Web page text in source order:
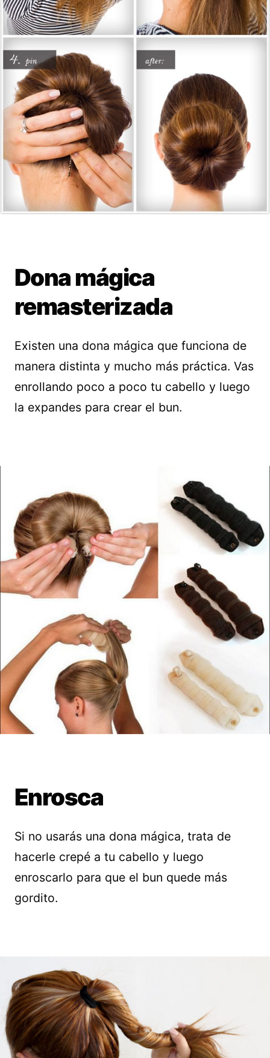
Dona mágica
remasterizada
Existen una dona mágica que funciona de
manera distinta y mucho más práctica. Vas
enrollando poco a poco tu cabello y luego
la expandes para crear el bun.
Enrosca
Si no usarás una dona mágica, trata de
hacerle crepé a tu cabello y luego
enroscarlo para que el bun quede más
gordito.